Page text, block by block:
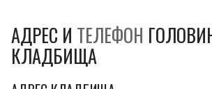
АДРЕС И ТЕЛЕФОН
КЛАДБИЩА